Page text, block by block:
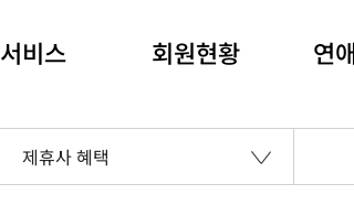
서비스 회원현황 연
제휴사 혜택